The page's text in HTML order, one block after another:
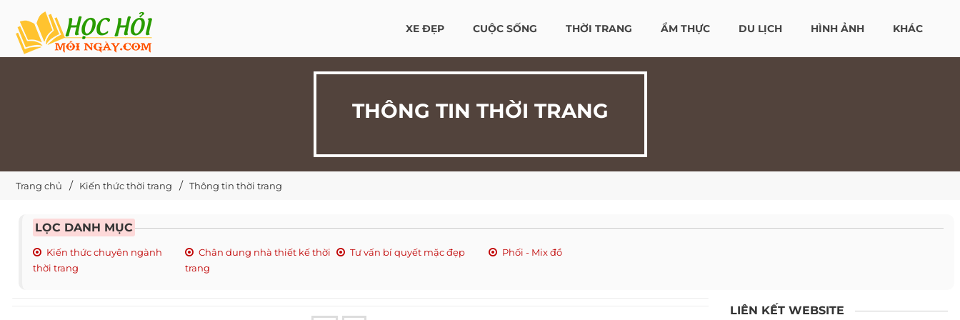
XE ĐẸP CUỘC SỐNG THỜI TRANG ẨM THỰC DU LỊCH HÌNH ẢNH KHÁC
THÔNG TIN THỜI TRANG
Trang chủ Kiến thức thời trang Thông tin thời trang
LỌC DANH MỤC
Kiến thức chuyên ngành
thời trang
Chân dung nhà thiết kế thời
trang
Tư vấn bí quyết mặc đẹp Phối - Mix đồ
LIÊN KẾT WEBSITE